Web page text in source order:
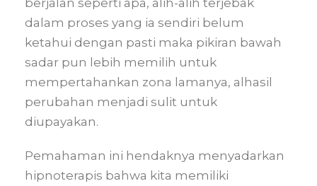
berjalan seperti apa, alih-alih terjebak
dalam proses yang ia sendiri belum
ketahui dengan pasti maka pikiran bawah
sadar pun lebih memilih untuk
mempertahankan zona lamanya, alhasil
perubahan menjadi sulit untuk
diupayakan.
Pemahaman ini hendaknya menyadarkan
hipnoterapis bahwa kita memiliki